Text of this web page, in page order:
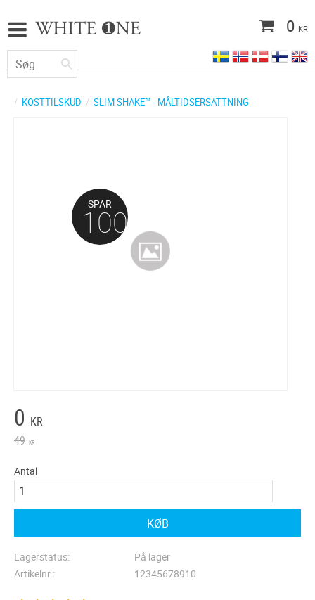
0 KR
KOSTTILSKUD SLIM SHAKE™ - MÅLTIDSERSÄTTNING
SPAR
100
Nedsat pris:
0 KR
Original pris:
49 KR
Antal
KØB
Lagerstatus
På lager
Artikelnr.
12345678910